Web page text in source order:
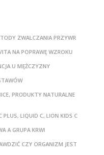
ZWALCZANIA PRZYWR
NA POPRAWĘ WZROKU
U MĘŻCZYZNY
PRODUKTY NATURALNE
PLUS, LIQUID C, LION KIDS C
A GRUPA KRWI
CZY ORGANIZM JEST